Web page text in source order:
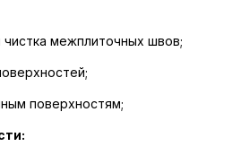
межплиточных швов;
поверхностям;